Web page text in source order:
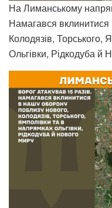
На Лиманському
Намагався
Колодязів, Торського,
Ольгівки, Рідкодуба й